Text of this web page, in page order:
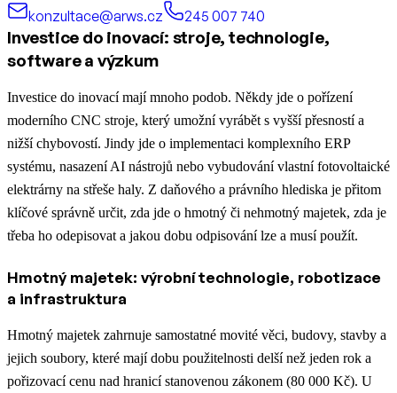
konzultace@arws.cz
245 007 740
Investice do inovací: stroje, technologie,
software a výzkum
Investice do inovací mají mnoho podob. Někdy jde o pořízení
moderního CNC stroje, který umožní vyrábět s vyšší přesností a
nižší chybovostí. Jindy jde o implementaci komplexního ERP
systému, nasazení AI nástrojů nebo vybudování vlastní fotovoltaické
elektrárny na střeše haly. Z daňového a právního hlediska je přitom
klíčové správně určit, zda jde o hmotný či nehmotný majetek, zda je
třeba ho odepisovat a jakou dobu odpisování lze a musí použít.
Hmotný majetek: výrobní technologie, robotizace
a infrastruktura
Hmotný majetek zahrnuje samostatné movité věci, budovy, stavby a
jejich soubory, které mají dobu použitelnosti delší než jeden rok a
pořizovací cenu nad hranicí stanovenou zákonem (80 000 Kč). U